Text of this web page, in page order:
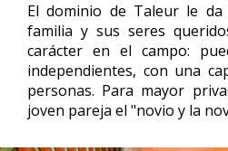
El dominio de Taleur le
familia y sus seres
carácter en el campo:
independientes, con una
personas. Para mayor
joven pareja el "novio y la